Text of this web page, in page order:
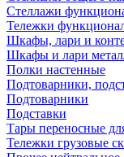
Стеллажи
Тележки
Шкафы, лари и
Шкафы и лари
Полки настенные
Подтоварники,
Подтоварники
Подставки
Тары переносные
Тележки грузовые